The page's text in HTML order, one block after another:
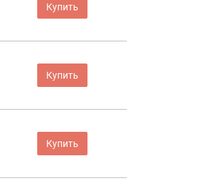
Купить
Купить
Купить